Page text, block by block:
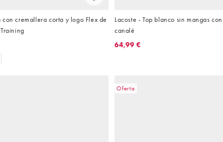
cremallera corta y logo Flex de
Lacoste - Top blanco sin mangas
canalé
64,99 €
Oferta